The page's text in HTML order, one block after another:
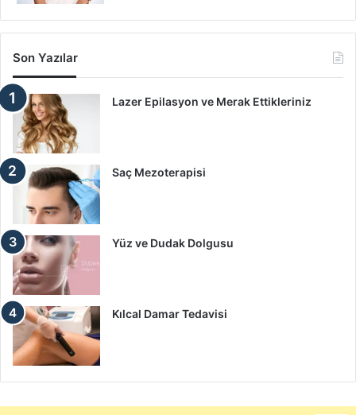
Son Yazılar
Lazer Epilasyon ve Merak Ettikleriniz
Saç Mezoterapisi
Yüz ve Dudak Dolgusu
Kılcal Damar Tedavisi